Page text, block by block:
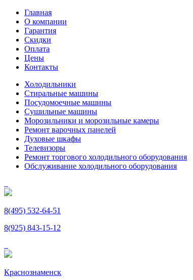
Главная
О компании
Гарантия
Скидки
Оплата
Цены
Контакты
Холодильники
Стиральные машины
Посудомоечные машины
Сушильные машины
Морозильники и морозильные камеры
Ремонт варочных панелей
Духовые шкафы
Телевизоры
Ремонт торгового холодильного оборудования
Обслуживание холодильного оборудования
8(495) 532-64-51
8(925) 843-15-12
Краснознаменск